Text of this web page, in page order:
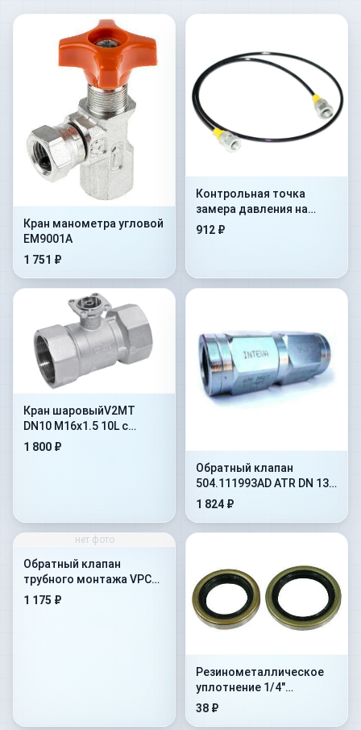
Кран манометра угловой
EM9001A
1 751 ₽
Контрольная точка
замера давления на
гибком шланге Flex.
912 ₽
Кран шаровыйV2MT
DN10 M16x1.5 10L с
отверстиями под
1 800 ₽
Обратный клапан
504.111993AD ATR DN 13
на 10 бар
1 824 ₽
нет фото
Обратный клапан
трубного монтажа VPC
1&#039-&#039-
1 175 ₽
Резинометалличеcкое
уплотнение 1/4"
(1MTBU.100101)
38 ₽